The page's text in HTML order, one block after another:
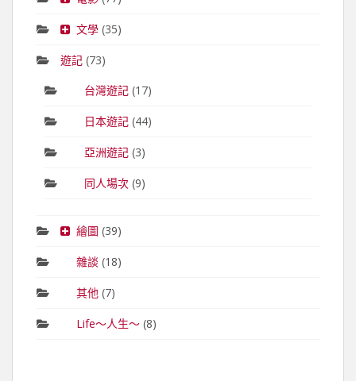
文學(35)
遊記 (73)
台灣遊記(17)
日本遊記(44)
亞洲遊記(3)
同人場次 (9)
繪圖 (39)
雜談 (18)
其他(7)
Life～人生～(8)